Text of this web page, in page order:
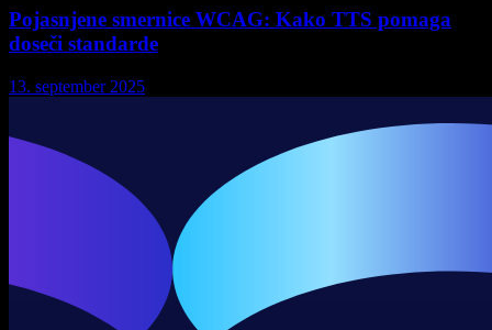
Pojasnjene smernice WCAG: Kako TTS pomaga
doseči standarde
13. september 2025